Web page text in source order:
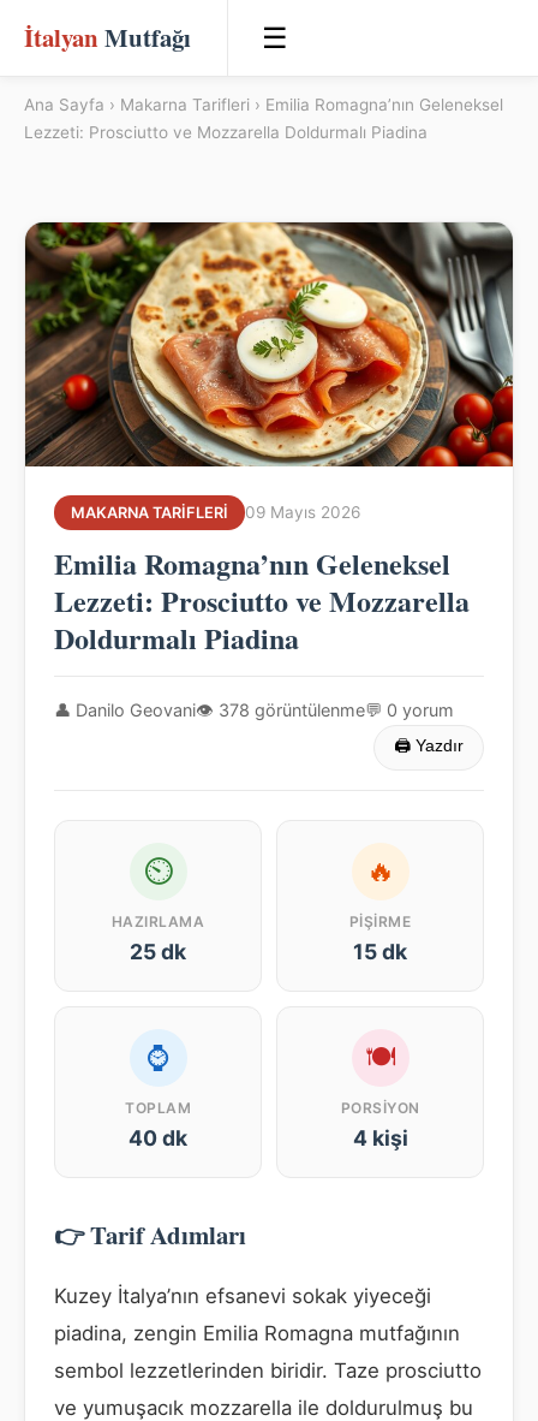
İtalyan Mutfağı ☰
Ana Sayfa › Makarna Tarifleri › Emilia Romagna’nın Geleneksel
Lezzeti: Prosciutto ve Mozzarella Doldurmalı Piadina
MAKARNA TARIFLERI 09 Mayıs 2026
Emilia Romagna’nın Geleneksel
Lezzeti: Prosciutto ve Mozzarella
Doldurmalı Piadina
👤 Danilo Geovani👁 378 görüntülenme💬 0 yorum
🖨 Yazdır
⏲
HAZIRLAMA
25 dk
🔥
PIŞIRME
15 dk
⌚
TOPLAM
40 dk
🍽
PORSIYON
4 kişi
👉 Tarif Adımları
Kuzey İtalya’nın efsanevi sokak yiyeceği
piadina, zengin Emilia Romagna mutfağının
sembol lezzetlerinden biridir. Taze prosciutto
ve yumuşacık mozzarella ile doldurulmuş bu